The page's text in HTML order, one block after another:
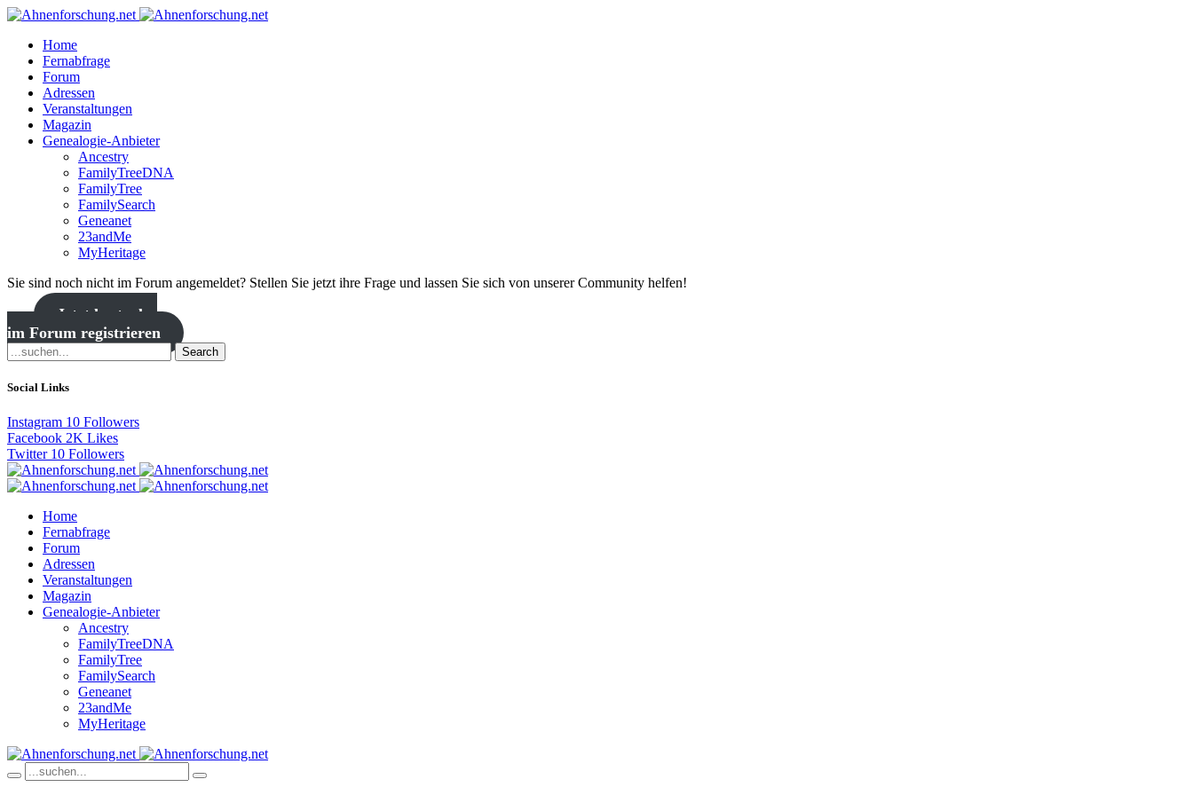
Home
Fernabfrage
Forum
Adressen
Veranstaltungen
Magazin
Genealogie-Anbieter
Ancestry
FamilyTreeDNA
FamilyTree
FamilySearch
Geneanet
23andMe
MyHeritage
Sie sind noch nicht im Forum angemeldet? Stellen Sie jetzt ihre Frage und lassen Sie sich von unserer Community helfen!
Jetzt kostenlos
im Forum registrieren
Search
Social Links
Instagram 10 Followers
Facebook 2K Likes
Twitter 10 Followers
Home
Fernabfrage
Forum
Adressen
Veranstaltungen
Magazin
Genealogie-Anbieter
Ancestry
FamilyTreeDNA
FamilyTree
FamilySearch
Geneanet
23andMe
MyHeritage